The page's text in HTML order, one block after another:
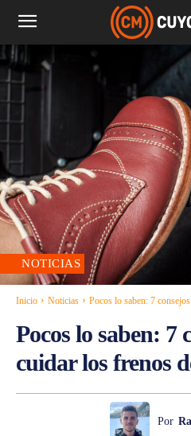
NOTICIAS
Inicio Noticias Pocos lo saben: 7
Pocos lo saben: 7
cuidar los frenos
Por